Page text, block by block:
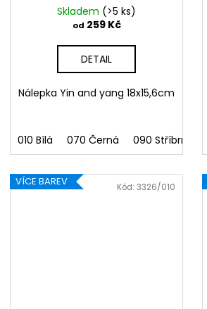
Skladem (>5 ks)
od 259 Kč
DETAIL
Nálepka Yin and yang 18x15,6cm
010 Bílá 070 Černá 090 Stříbrná
VÍCE BAREV Kód:3326/010